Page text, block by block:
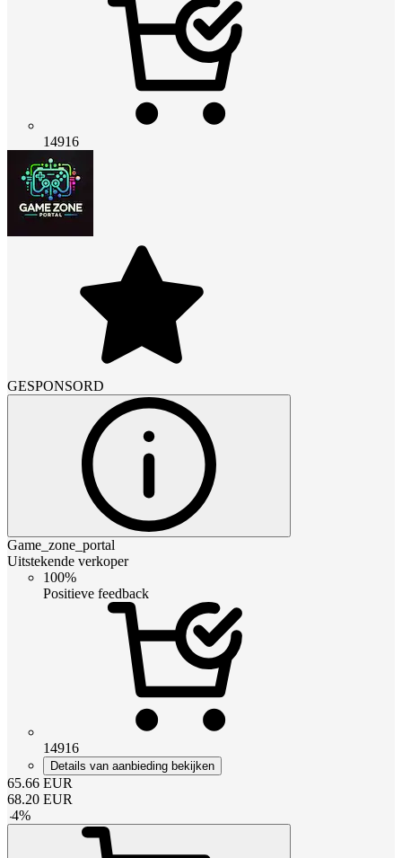
14916
GESPONSORD
Game_zone_portal
Uitstekende verkoper
100%
Positieve feedback
14916
Details van aanbieding bekijken
65.66 EUR
68.20 EUR
-4%